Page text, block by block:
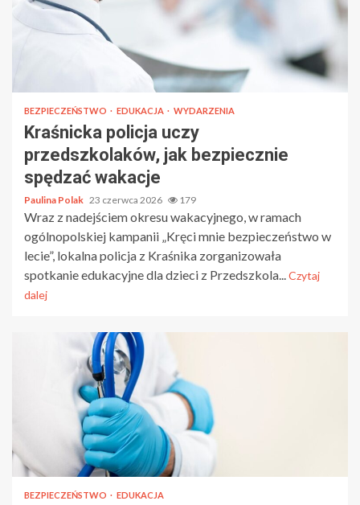
BEZPIECZEŃSTWO EDUKACJA WYDARZENIA
Kraśnicka policja uczy
przedszkolaków, jak bezpiecznie
spędzać wakacje
Paulina Polak 23 czerwca 2026 179
Wraz z nadejściem okresu wakacyjnego, w ramach
ogólnopolskiej kampanii „Kręci mnie bezpieczeństwo w
lecie”, lokalna policja z Kraśnika zorganizowała
spotkanie edukacyjne dla dzieci z Przedszkola...Czytaj
dalej
BEZPIECZEŃSTWO EDUKACJA